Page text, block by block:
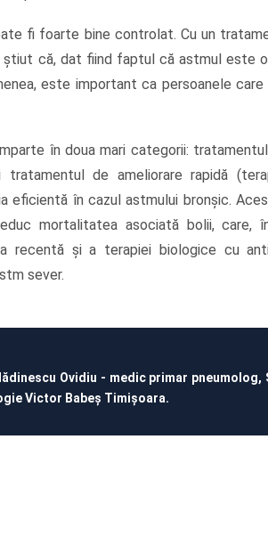
fi foarte bine controlat. Cu un
că, dat fiind faptul că astmul este
este important ca persoanele
în doua mari categorii:
de ameliorare rapidă
eficientă în cazul astmului bronșic.
mortalitatea asociată bolii, care,
recentă și a terapiei biologice cu
sever.
Ovidiu - medic primar
Victor Babeș Timișoara.